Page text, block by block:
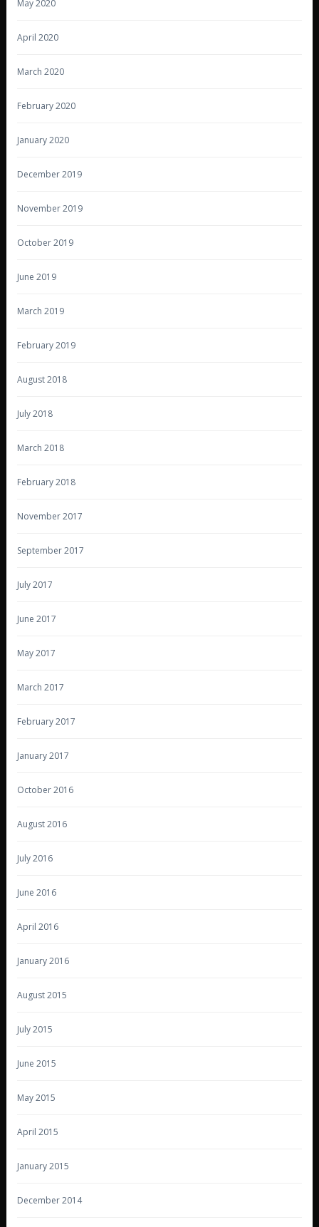
May 2020
April 2020
March 2020
February 2020
January 2020
December 2019
November 2019
October 2019
June 2019
March 2019
February 2019
August 2018
July 2018
March 2018
February 2018
November 2017
September 2017
July 2017
June 2017
May 2017
March 2017
February 2017
January 2017
October 2016
August 2016
July 2016
June 2016
April 2016
January 2016
August 2015
July 2015
June 2015
May 2015
April 2015
January 2015
December 2014